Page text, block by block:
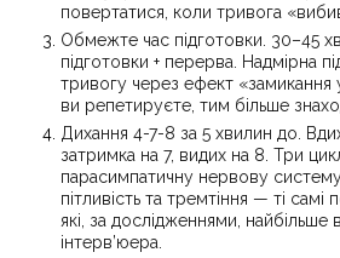
повертатися, коли тривога
Обмежте час підготовки. 30–45
підготовки + перерва. Надмірна
тривогу через ефект «замикання
ви репетируєте, тим більше
Дихання 4-7-8 за 5 хвилин до.
затримка на 7, видих на 8. Три
парасимпатичну нервову систему
пітливість та тремтіння — ті самі
які, за дослідженнями, найбільше
інтерв’юера.